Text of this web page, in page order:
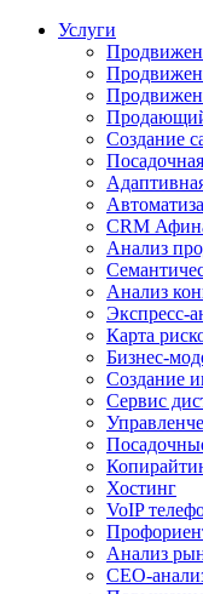
Услуги
Создание
CRM
Анализ
Анализ
Экспресс-
Карта
Бизнес-
Создание
Сервис
Хостинг
VoIP
Анализ
СЕО-